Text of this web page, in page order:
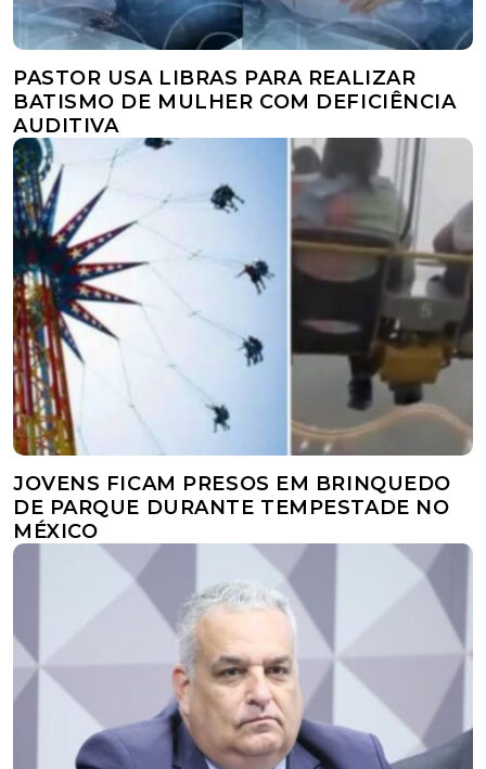
PASTOR USA LIBRAS PARA REALIZAR
BATISMO DE MULHER COM DEFICIÊNCIA
AUDITIVA
JOVENS FICAM PRESOS EM BRINQUEDO
DE PARQUE DURANTE TEMPESTADE NO
MÉXICO